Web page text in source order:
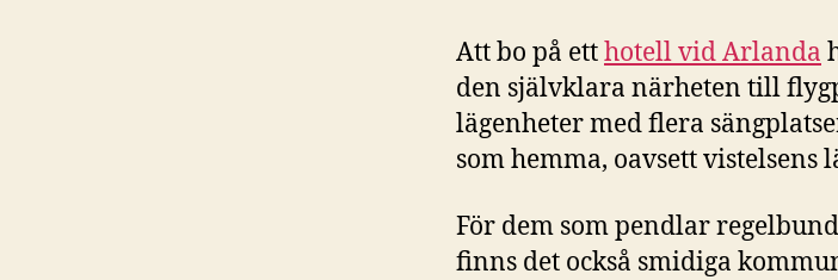
Att bo på etthotell vid Arlanda
den självklara närheten till
lägenheter med flera
som hemma, oavsett vistelsens
För dem som pendlar
finns det också smidiga